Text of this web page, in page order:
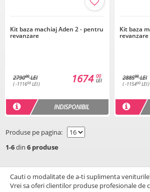
Kit baza machiaj Aden 2 - pentru
revanzare
279000LEI
( -111600 LEI )
00
LEI
1674
INDISPONIBIL
Kit baza
revanzare
288500LEI
( -115400 LEI )
Produse pe pagina:
1-6din 6 produse
Cauti o modalitate de a-ti suplimenta
Vrei sa oferi clientilor produse profesionale de